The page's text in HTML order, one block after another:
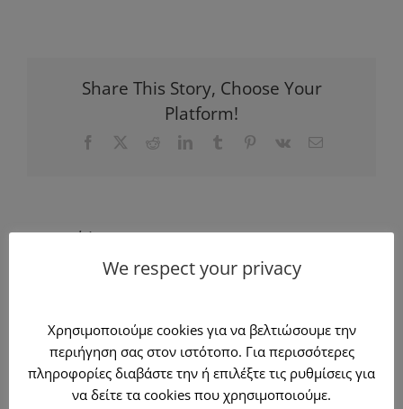
Share This Story, Choose Your
Platform!
Facebook RedditLinkedInTumblr Pinterest
Vk Email
Σχετικά Έργα
πέργκολας –
Pergola mit
glasses
παραδοσιακής
πέργκολας από
αλουμίνιο και
ύφασμα
We respect your privacy
Χρησιμοποιούμε cookies για να βελτιώσουμε την
περιήγηση σας στον ιστότοπο. Για περισσότερες
πληροφορίες διαβάστε την ή επιλέξτε τις ρυθμίσεις για
να δείτε τα cookies που χρησιμοποιούμε.